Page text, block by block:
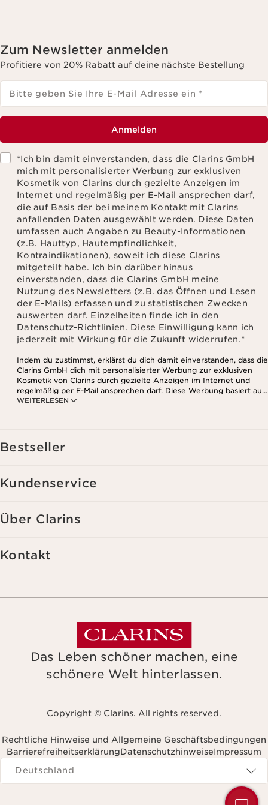
Zum Newsletter anmelden
Profitiere von 20% Rabatt auf deine nächste Bestellung
Bitte geben Sie Ihre E-Mail Adresse ein *
Anmelden
*Ich bin damit einverstanden, dass die Clarins GmbH
mich mit personalisierter Werbung zur exklusiven
Kosmetik von Clarins durch gezielte Anzeigen im
Internet und regelmäßig per E-Mail ansprechen darf,
die auf Basis der bei meinem Kontakt mit Clarins
anfallenden Daten ausgewählt werden. Diese Daten
umfassen auch Angaben zu Beauty-Informationen
(z.B. Hauttyp, Hautempfindlichkeit,
Kontraindikationen), soweit ich diese Clarins
mitgeteilt habe. Ich bin darüber hinaus
einverstanden, dass die Clarins GmbH meine
Nutzung des Newsletters (z.B. das Öffnen und Lesen
der E-Mails) erfassen und zu statistischen Zwecken
auswerten darf. Einzelheiten finde ich in den
Datenschutz-Richtlinien. Diese Einwilligung kann ich
jederzeit mit Wirkung für die Zukunft widerrufen.*
WEITERLESEN
Indem du zustimmst, erklärst du dich damit einverstanden, dass die
Clarins GmbH dich mit personalisierter Werbung zur exklusiven
Kosmetik von Clarins durch gezielte Anzeigen im Internet und
regelmäßig per E-Mail ansprechen darf. Diese Werbung basiert auf
den Daten, die bei deinem Kontakt mit Clarins anfallen,
dein Nutzungsverhalten im Zusammenhang mit dem Newsletter
(z.B. das Öffnen und Lesen der E-Mails) erfassen und zu
kannst du jederzeit mit Wirkung für die Zukunft widerrufen.
Bestseller
Kundenservice
Über Clarins
Kontakt
Das Leben schöner machen, eine
schönere Welt hinterlassen.
Copyright © Clarins. All rights reserved.
Rechtliche Hinweise und Allgemeine Geschäftsbedingungen
BarrierefreiheitserklärungDatenschutzhinweiseImpressum
Navigates to
Deutschland